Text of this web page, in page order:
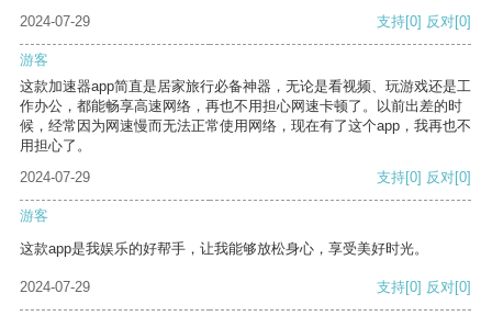
2024-07-29
支持[0] 反对[0]
游客
这款加速器app简直是居家旅行必备神器，无论是看视频、玩游戏还是工
作办公，都能畅享高速网络，再也不用担心网速卡顿了。以前出差的时
候，经常因为网速慢而无法正常使用网络，现在有了这个app，我再也不
用担心了。
2024-07-29
支持[0] 反对[0]
游客
这款app是我娱乐的好帮手，让我能够放松身心，享受美好时光。
2024-07-29 支持[0] 反对[0]